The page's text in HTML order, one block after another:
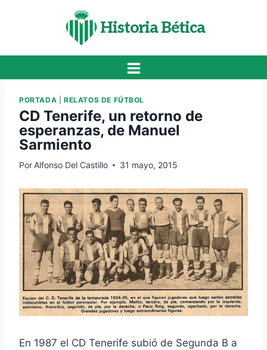
Historia Bética
PORTADA RELATOS DE FÚTBOL
CD Tenerife, un retorno de
esperanzas, de Manuel
Sarmiento
Por Alfonso Del Castillo 31 mayo, 2015
En 1987 el CD Tenerife subió de Segunda B a